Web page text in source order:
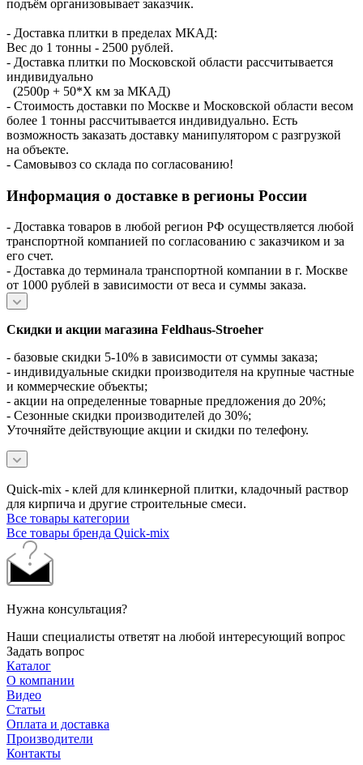
подъём организовывает заказчик.
- Доставка плитки в пределах МКАД:
Вес до 1 тонны - 2500 рублей.
- Доставка плитки по Московской области рассчитывается
индивидуально
(2500р + 50*X км за МКАД)
- Стоимость доставки по Москве и Московской области весом
более 1 тонны рассчитывается индивидуально. Есть
возможность заказать доставку манипулятором с разгрузкой
на объекте.
- Самовывоз со склада по согласованию!
Информация о доставке в регионы России
- Доставка товаров в любой регион РФ осуществляется любой
транспортной компанией по согласованию с заказчиком и за
его счет.
- Доставка до терминала транспортной компании в г. Москве
от 1000 рублей в зависимости от веса и суммы заказа.
Скидки и акции магазина Feldhaus-Stroeher
- базовые скидки 5-10% в зависимости от суммы заказа;
- индивидуальные скидки производителя на крупные частные
и коммерческие объекты;
- акции на определенные товарные предложения до 20%;
- Сезонные скидки производителей до 30%;
Уточняйте действующие акции и скидки по телефону.
Quick-mix - клей для клинкерной плитки, кладочный раствор
для кирпича и другие строительные смеси.
Все товары категории
Все товары бренда Quick-mix
Нужна консультация?
Наши специалисты ответят на любой интересующий вопрос
Задать вопрос
Каталог
О компании
Видео
Статьи
Оплата и доставка
Производители
Контакты